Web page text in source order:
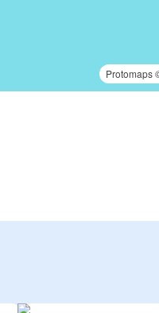
Protomaps